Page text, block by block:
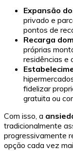
Expansão
privado e
pontos de
Recarga
próprias
residências e
fidelizar
gratuita ou
Com isso, a
tradicionalmente
progressivamente
opção cada vez